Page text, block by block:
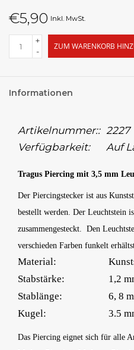
€5,90 Inkl. MwSt.
+
-
ZUM WARENKORB
Informationen
Artikelnummer:: 2227
Verfügbarkeit:
Auf
Tragus Piercing mit 3,5 mm
Der Piercingstecker ist aus
bestellt werden. Der Leuchtstein
zusammengesteckt. Den
verschieden Farben funkelt
Material:
Stabstärke:
1,2
Stablänge:
6, 8
Kugel:
3.5
Das Piercing eignet sich für alle